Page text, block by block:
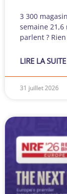
3 300
semaine
parlent ?
LIRE LA
31 juillet 2026